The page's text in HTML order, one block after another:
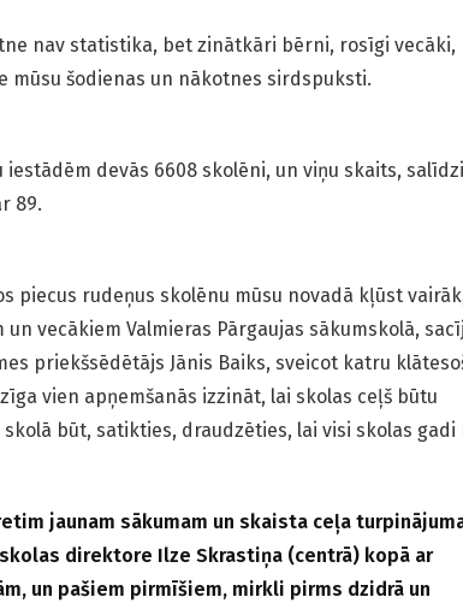
nav statistika, bet zinātkāri bērni, rosīgi vecāki,
mūsu šodienas un nākotnes sirdspuksti.
iestādēm devās 6608 skolēni, un viņu skaits,
89.
piecus rudeņus skolēnu mūsu novadā kļūst
vecākiem Valmieras Pārgaujas sākumskolā,
priekšsēdētājs Jānis Baiks, sveicot katru
vien apņemšanās izzināt, lai skolas ceļš būtu
būt, satikties, draudzēties, lai visi skolas gadi
pretim jaunam sākumam un skaista ceļa
direktore Ilze Skrastiņa (centrā) kopā ar
un pašiem pirmīšiem, mirkli pirms dzidrā un